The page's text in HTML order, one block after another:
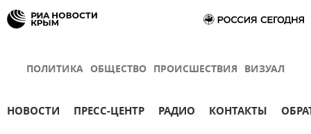
ПОЛИТИКА ОБЩЕСТВО ПРОИСШЕСТВИЯ ВИЗУАЛ
НОВОСТИ ПРЕСС-ЦЕНТР РАДИО КОНТАКТЫ